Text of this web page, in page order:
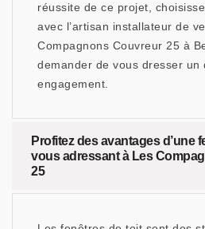
réussite de ce projet,
avec l’artisan installateur de
Compagnons Couvreur 25 à
demander de vous dresser un
engagement.
Profitez des avantages d’une
vous adressant à Les
25